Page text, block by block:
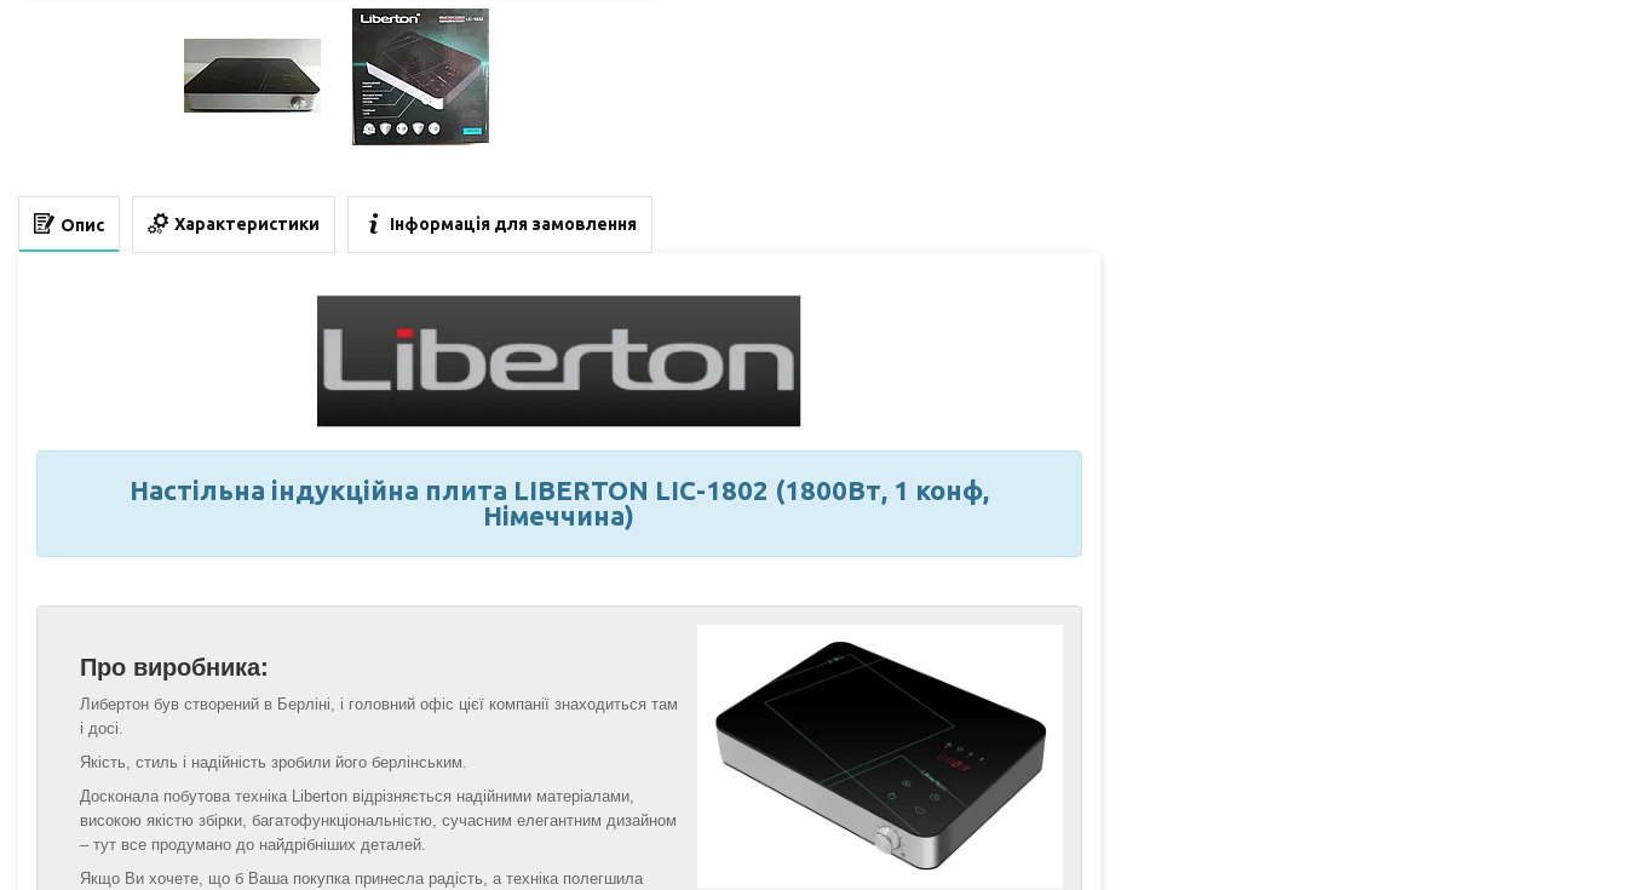
Опис Характеристики Інформація для замовлення
Настільна індукційна плита LIBERTON LIC-1802 (1800Вт, 1 конф,
Німеччина)
Про виробника:
Либертон був створений в Берліні, і головний офіс цієї компанії знаходиться там
і досі.
Якість, стиль і надійність зробили його берлінським.
Досконала побутова техніка Liberton відрізняється надійними матеріалами,
високою якістю збірки, багатофункціональністю, сучасним елегантним дизайном
– тут все продумано до найдрібніших деталей.
Якщо Ви хочете, що б Ваша покупка принесла радість, а техніка полегшила